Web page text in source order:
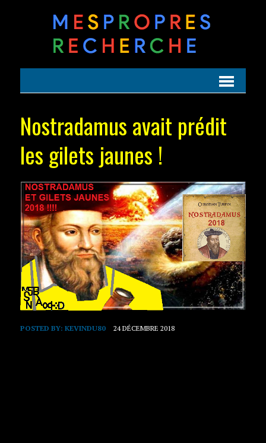
Nostradamus avait prédit
les gilets jaunes !
POSTED BY: KEVINDU80 24 DÉCEMBRE 2018